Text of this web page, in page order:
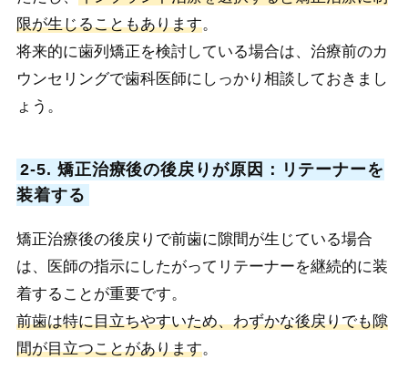
限が生じることもあります。
将来的に歯列矯正を検討している場合は、治療前のカ
ウンセリングで歯科医師にしっかり相談しておきまし
ょう。
2-5. 矯正治療後の後戻りが原因：リテーナーを
装着する
矯正治療後の後戻りで前歯に隙間が生じている場合
は、医師の指示にしたがってリテーナーを継続的に装
着することが重要です。
前歯は特に目立ちやすいため、わずかな後戻りでも隙
間が目立つことがあります。